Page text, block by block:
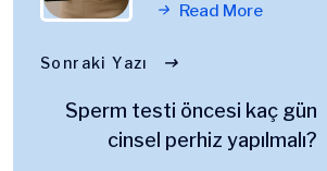
Read More
Sonraki Yazı
Sperm testi öncesi kaç gün
cinsel perhiz yapılmalı?